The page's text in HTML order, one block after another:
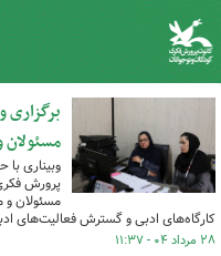
برگزاری
مسئولان
وبیناری
پرورش
مسئولان و
کارگاه‌های ادبی و گسترش فعالیت‌های
۲۸ مرداد ۰۴ - ۱۱:۳۷